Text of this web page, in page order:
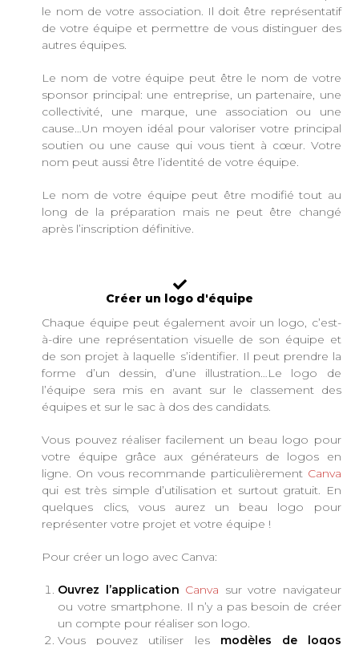
le nom de votre association. Il doit être représentatif
de votre équipe et permettre de vous distinguer des
autres équipes.
Le nom de votre équipe peut être le nom de votre
sponsor principal: une entreprise, un partenaire, une
collectivité, une marque, une association ou une
cause…Un moyen idéal pour valoriser votre principal
soutien ou une cause qui vous tient à cœur. Votre
nom peut aussi être l’identité de votre équipe.
Le nom de votre équipe peut être modifié tout au
long de la préparation mais ne peut être changé
après l’inscription définitive.
Créer un logo d'équipe
Chaque équipe peut également avoir un logo, c’est-
à-dire une représentation visuelle de son équipe et
de son projet à laquelle s’identifier. Il peut prendre la
forme d’un dessin, d’une illustration…Le logo de
l’équipe sera mis en avant sur le classement des
équipes et sur le sac à dos des candidats.
Vous pouvez réaliser facilement un beau logo pour
votre équipe grâce aux générateurs de logos en
ligne. On vous recommande particulièrement Canva
qui est très simple d’utilisation et surtout gratuit. En
quelques clics, vous aurez un beau logo pour
représenter votre projet et votre équipe !
Pour créer un logo avec Canva:
Ouvrez l’application Canva sur votre navigateur
ou votre smartphone. Il n’y a pas besoin de créer
un compte pour réaliser son logo.
Vous pouvez utiliser les modèles de logos